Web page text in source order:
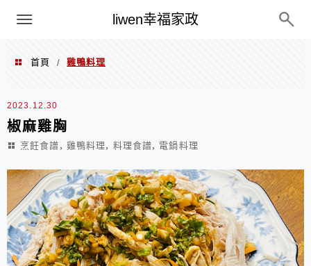
liwen幸福家政
menu
首頁 / 雞鴨料理
雞鴨料理
2023.12.30
椒麻雞胸
烹飪食譜 , 雞鴨料理 , 料理食譜, 電鍋料理